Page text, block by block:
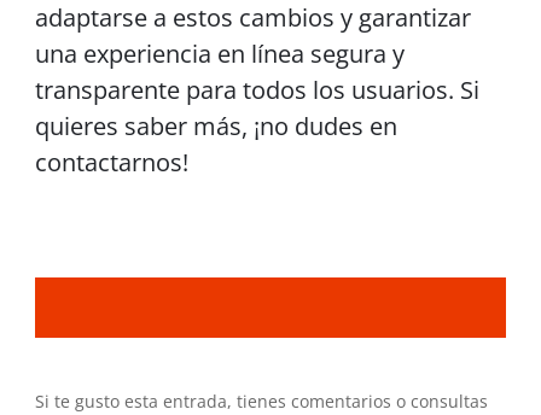
adaptarse a estos cambios y garantizar
una experiencia en línea segura y
transparente para todos los usuarios. Si
quieres saber más, ¡no dudes en
contactarnos!
Si te gusto esta entrada, tienes comentarios o consultas